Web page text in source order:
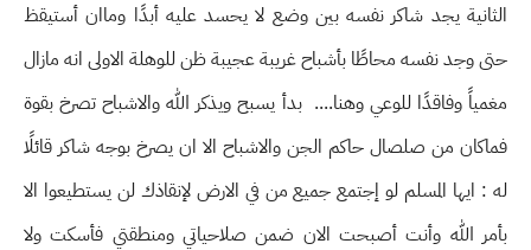
الثانية يجد شاكر نفسه بين وضع لا يحسد عليه أبدًا وماان أستيقظ
حتى وجد نفسه محاطًا بأشباح غريبة عجيبة ظن للوهلة الاولى انه مازال
مغمياً وفاقدًا للوعي وهنا.... بدأ يسبح ويذكر الله والاشباح تصرخ بقوة
فماكان من صلصال حاكم الجن والاشباح الا ان يصرخ بوجه شاكر قائلًا
له : ايها المسلم لو إجتمع جميع من في الارض لإنقاذك لن يستطيعوا الا
بأمر الله وأنت أصبحت الان ضمن صلاحياتي ومنطقتي فأسكت ولا